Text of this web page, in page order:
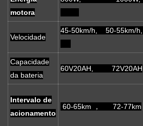
motora
Velocidade
45-50km/h, 50-55km/h,
Capacidade
da bateria
60V20AH, 72V20AH
Intervalo de
acionamento
60-65km ， 72-77km